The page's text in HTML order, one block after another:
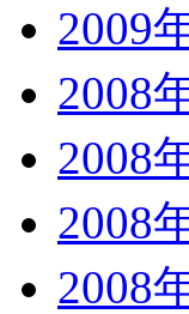
2009
2008
2008
2008
2008